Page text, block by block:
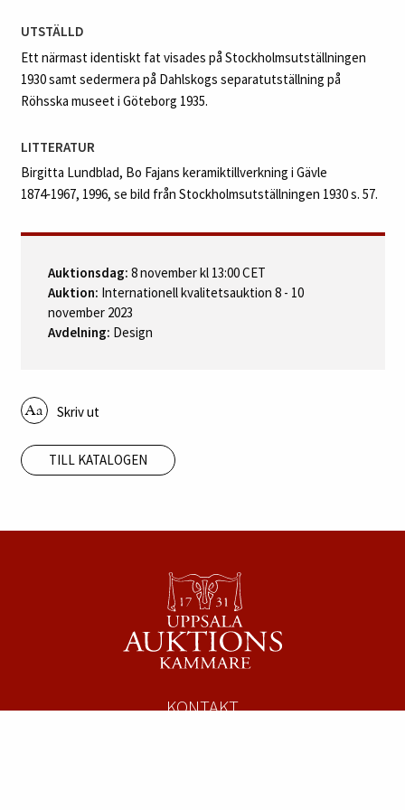
UTSTÄLLD
Ett närmast identiskt fat visades på Stockholmsutställningen
1930 samt sedermera på Dahlskogs separatutställning på
Röhsska museet i Göteborg 1935.
LITTERATUR
Birgitta Lundblad, Bo Fajans keramiktillverkning i Gävle
1874‑1967, 1996, se bild från Stockholmsutställningen 1930 s. 57.
Auktionsdag: 8 november kl 13:00 CET
Auktion: Internationell kvalitetsauktion 8 - 10
november 2023
Avdelning: Design
Skriv ut
TILL KATALOGEN
KONTAKT